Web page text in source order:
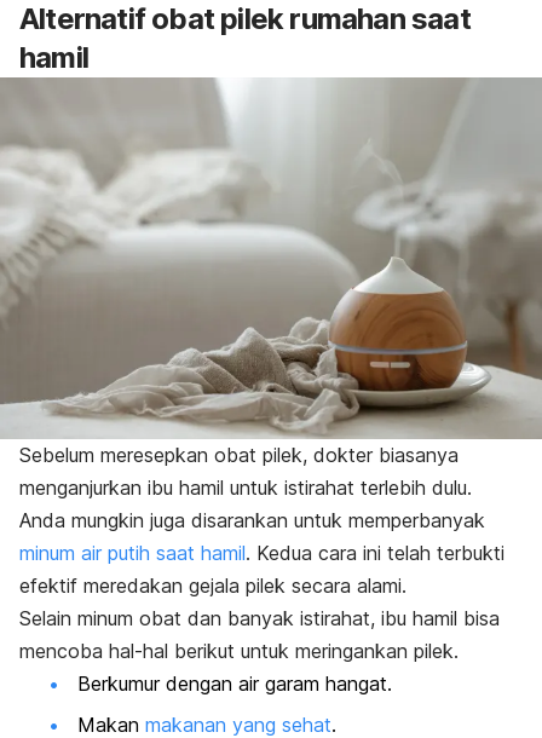
Alternatif obat pilek rumahan saat
hamil
Sebelum meresepkan obat pilek, dokter biasanya
menganjurkan ibu hamil untuk istirahat terlebih dulu.
Anda mungkin juga disarankan untuk memperbanyak
minum air putih saat hamil. Kedua cara ini telah terbukti
efektif meredakan gejala pilek secara alami.
Selain minum obat dan banyak istirahat, ibu hamil bisa
mencoba hal-hal berikut untuk meringankan pilek.
Berkumur dengan air garam hangat.
Makan makanan yang sehat.